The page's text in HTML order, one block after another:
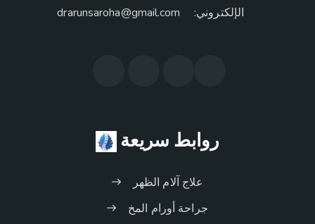
الإلكتروني:
drarunsaroha@gmail.com
روابط سريعة
علاج آلام الظهر
جراحة أورام المخ